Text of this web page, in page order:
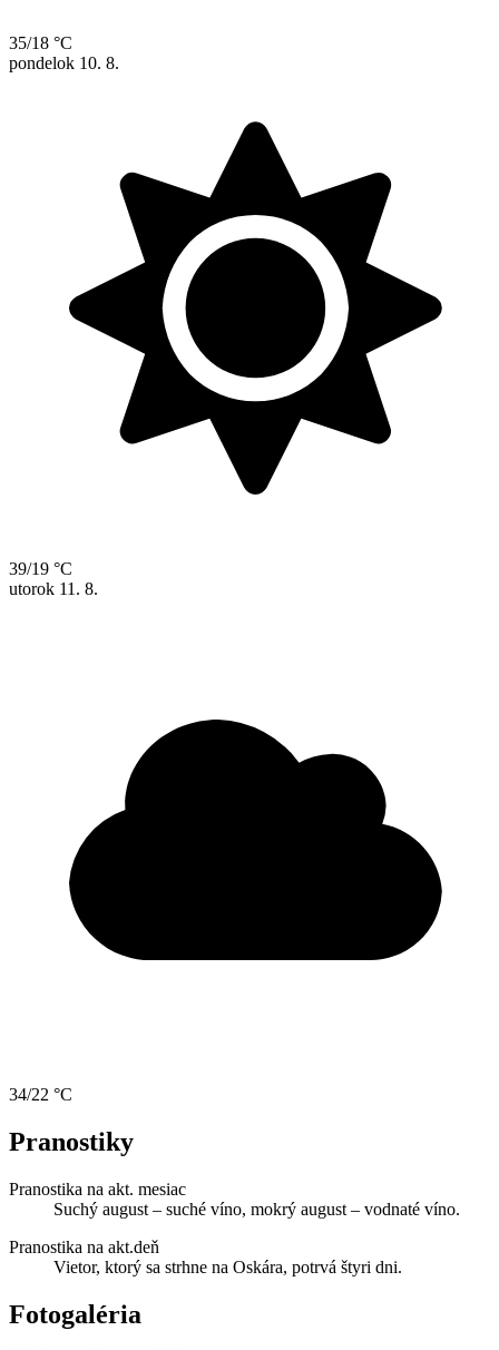
35/18 °C
pondelok 10. 8.
39/19 °C
utorok 11. 8.
34/22 °C
Pranostiky
Pranostika na akt. mesiac
Suchý august – suché víno, mokrý august – vodnaté víno.
Pranostika na akt.deň
Vietor, ktorý sa strhne na Oskára, potrvá štyri dni.
Fotogaléria